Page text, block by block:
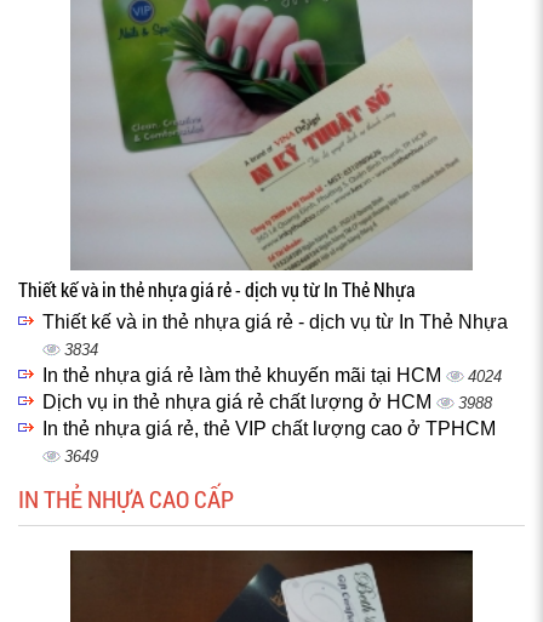
Thiết kế và in thẻ nhựa giá rẻ - dịch vụ từ In Thẻ Nhựa
Thiết kế và in thẻ nhựa giá rẻ - dịch vụ từ In Thẻ Nhựa
3834
In thẻ nhựa giá rẻ làm thẻ khuyến mãi tại HCM 4024
Dịch vụ in thẻ nhựa giá rẻ chất lượng ở HCM 3988
In thẻ nhựa giá rẻ, thẻ VIP chất lượng cao ở TPHCM
3649
IN THẺ NHỰA CAO CẤP